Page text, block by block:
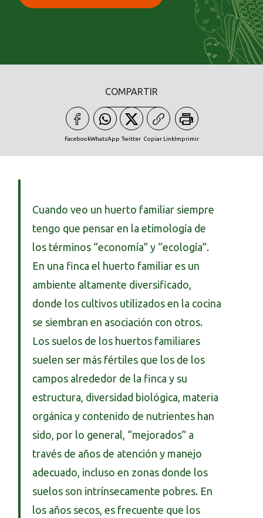
COMPARTIR
FacebookWhatsApp Twitter Copiar LinkImprimir
Cuando veo un huerto familiar siempre
tengo que pensar en la etimología de
los términos “economía” y “ecología”.
En una finca el huerto familiar es un
ambiente altamente diversificado,
donde los cultivos utilizados en la cocina
se siembran en asociación con otros.
Los suelos de los huertos familiares
suelen ser más fértiles que los de los
campos alrededor de la finca y su
estructura, diversidad biológica, materia
orgánica y contenido de nutrientes han
sido, por lo general, “mejorados” a
través de años de atención y manejo
adecuado, incluso en zonas donde los
suelos son intrínsecamente pobres. En
los años secos, es frecuente que los